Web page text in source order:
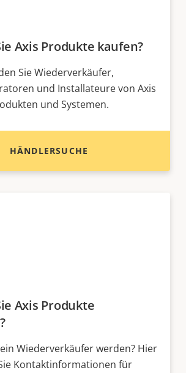
Axis Produkte kaufen?
Sie Wiederverkäufer,
und Installateure von Axis
und Systemen.
HÄNDLERSUCHE
Axis Produkte
Wiederverkäufer werden? Hier
Kontaktinformationen für